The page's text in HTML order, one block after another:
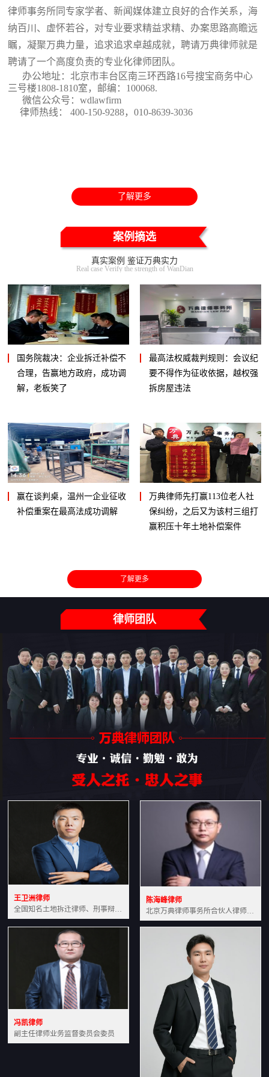
律师事务所同专家学者、新闻媒体建立良好的合作关系，海
纳百川、虚怀若谷，对专业要求精益求精、办案思路高瞻远
瞩，凝聚万典力量，追求追求卓越成就，聘请万典律师就是
聘请了一个高度负责的专业化律师团队。
办公地址：北京市丰台区南三环西路16号搜宝商务中心
三号楼1808-1810室 ，邮编：100068.
微信公众号：wdlawfirm
律师热线： 400-150-9288，010-8639-3036
了解更多
案例摘选
真实案例 鉴证万典实力
Real case Verify the strength of WanDian
国务院裁决：企业拆迁补偿不
合理，告赢地方政府，成功调
解，老板笑了
最高法权威裁判规则：会议纪
要不得作为征收依据，越权强
拆房屋违法
赢在谈判桌，温州一企业征收
补偿重案在最高法成功调解
万典律师先打赢113位老人社
保纠纷，之后又为该村三组打
赢积压十年土地补偿案件
了解更多
律师团队
王卫洲律师
全国知名土地拆迁律师、刑事辩护律师北京万典律师事务所主任中国法学会会员北京市行政法研究会理事
陈海峰律师
北京万典律师事务所合伙人律师土地房产专业资深律师
冯凯律师
副主任律师业务监督委员会委员